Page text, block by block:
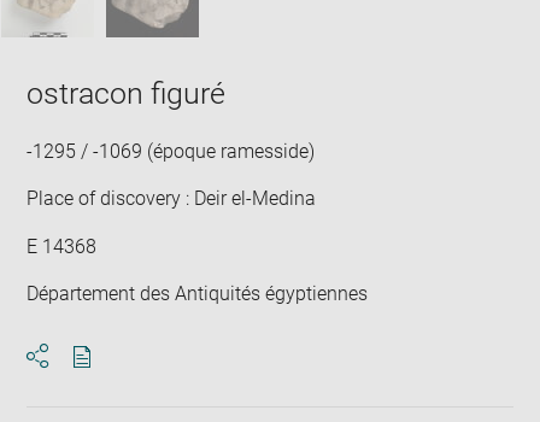
ostracon figuré
-1295 / -1069 (époque ramesside)
Place of discovery : Deir el-Medina
E 14368
Département des Antiquités égyptiennes